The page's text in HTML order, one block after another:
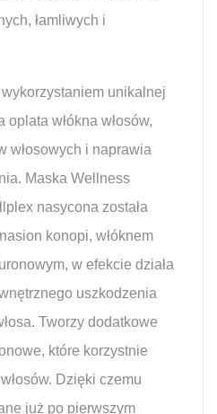
łamliwych i
unikalnej
oplata włókna włosów,
włosowych i naprawia
Maska Wellness
nasycona została
konopi, włóknem
w efekcie działa
uszkodzenia
Tworzy dodatkowe
które korzystnie
Dzięki czemu
już po pierwszym